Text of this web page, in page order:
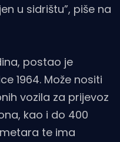
u sidrištu”, piše na
postao je
1964. Može nositi
vozila za prijevoz
kao i do 400
metara te ima